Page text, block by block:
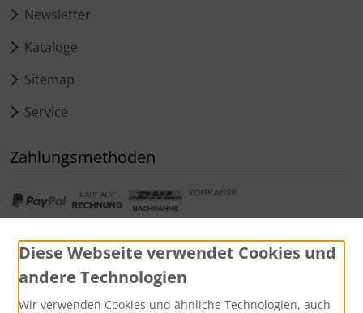
Newsletter
Kataloge
Sitemap
Service
Zahlungsmethoden
Widerrufsformular
Diese Webseite verwendet Cookies und
andere Technologien
Wir verwenden Cookies und ähnliche Technologien, auch